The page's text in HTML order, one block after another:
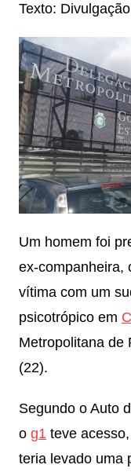
Texto: Divulgação
Um homem foi
ex-companheira,
vítima com um
psicotrópico em
Metropolitana de
(22).
Segundo o Auto
o g1teve acesso,
teria levado uma